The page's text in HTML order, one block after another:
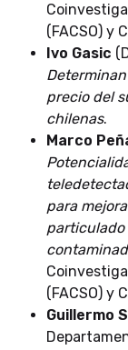
(FACSO) y
Ivo Gasic
precio del
chilenas.
Marco
para
particulado
(FACSO) y
Guillermo